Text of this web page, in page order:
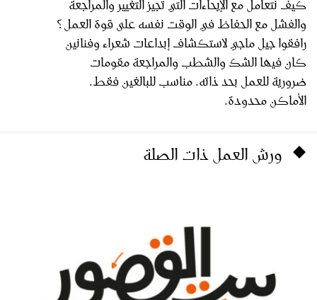
كيف نتعامل مع الإيحاءات التي تجيز التغيير والمراجعة
والفشل مع الحفاظ في الوقت نفسه على قوة العمل؟
رافقوا جيل ماجي لاستكشاف إبداعات شعراء وفنانين
كان فيها الشك والشطب والمراجعة مقومات
ضرورية للعمل بحد ذاته. مناسب للبالغين فقط.
الأماكن محدودة.
ورش العمل ذات الصلة